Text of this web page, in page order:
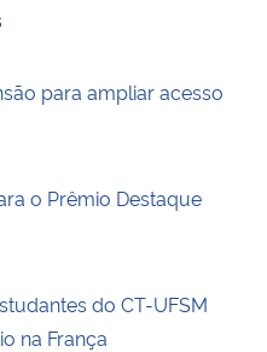
para ampliar acesso
o Prêmio Destaque
do CT-UFSM
na França